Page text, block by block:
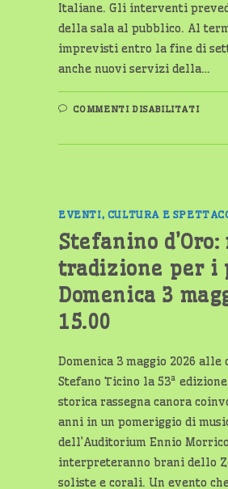
Italiane. Gli interventi
della sala al pubblico. Al
imprevisti entro la fine di
anche nuovi servizi della…
COMMENTI DISABILITATISU
EVENTI, CULTURA E
Stefanino d’Oro:
tradizione per i
Domenica 3
15.00
Domenica 3 maggio 2026 alle
Stefano Ticino la 53ª
storica rassegna canora
anni in un pomeriggio di
dell’Auditorium Ennio
interpreteranno brani dello
soliste e corali. Un evento